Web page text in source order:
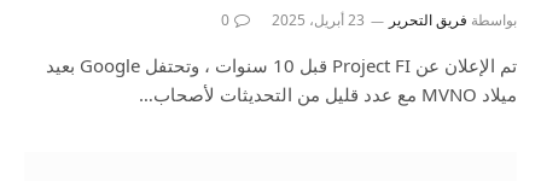
بواسطة فريق التحرير 23 أبريل، 2025 0
تم الإعلان عن Project FI قبل 10 سنوات ، وتحتفل Google بعيد
ميلاد MVNO مع عدد قليل من التحديثات لأصحاب…